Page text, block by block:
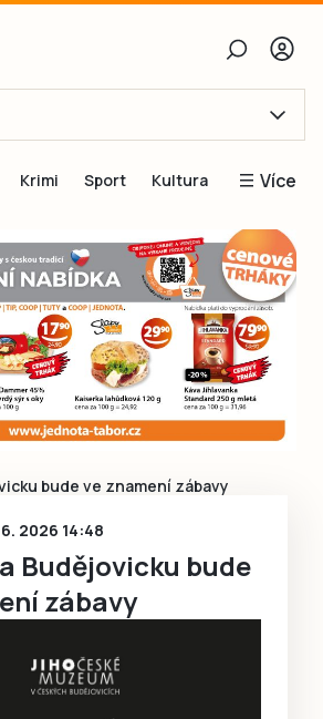
Obnovit heslo
Přihlásit se
se přes Facebook
účet, chci seRegistrovat
Krimi Sport Kultura Více
Inspirace
Čtenáři píší
Speciální přílohy
Inzerce
bude ve znamení zábavy
2026 14:48
Budějovicku bude
zábavy